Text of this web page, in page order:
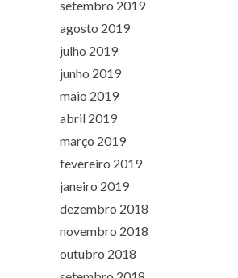
setembro 2019
agosto 2019
julho 2019
junho 2019
maio 2019
abril 2019
março 2019
fevereiro 2019
janeiro 2019
dezembro 2018
novembro 2018
outubro 2018